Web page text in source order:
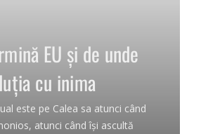
EU și de unde
cu inima
este pe Calea sa atunci când
atunci când își ascultă